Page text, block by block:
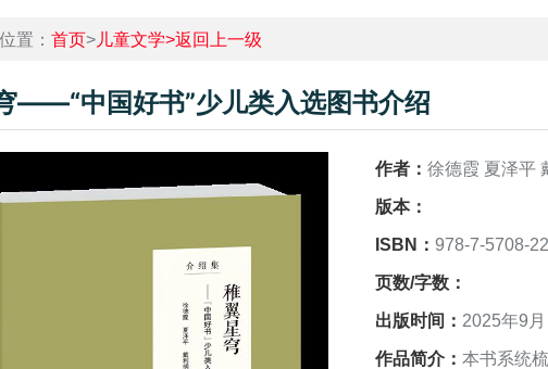
置：首页> 儿童文学>返回上一级
——“中国好书”少儿类入选图书介绍
作者：徐德霞 夏泽平
版本：
ISBN：978-7-5708-
页数/字数：
出版时间： 2025年9月
作品简介：本书系统